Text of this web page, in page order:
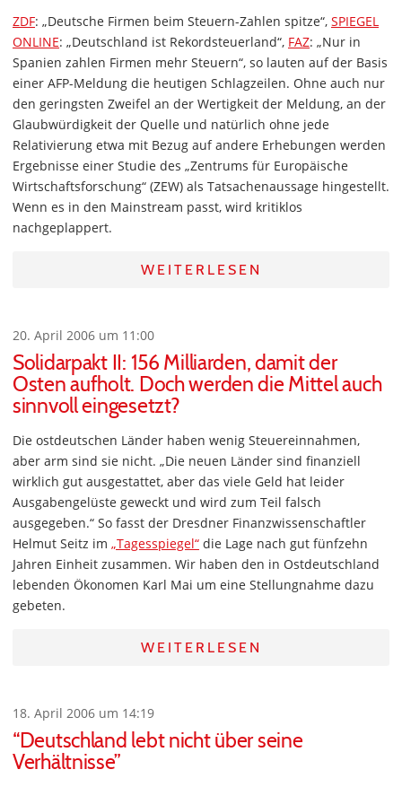
ZDF: „Deutsche Firmen beim Steuern-Zahlen spitze“, SPIEGEL
ONLINE: „Deutschland ist Rekordsteuerland“, FAZ: „Nur in
Spanien zahlen Firmen mehr Steuern“, so lauten auf der Basis
einer AFP-Meldung die heutigen Schlagzeilen. Ohne auch nur
den geringsten Zweifel an der Wertigkeit der Meldung, an der
Glaubwürdigkeit der Quelle und natürlich ohne jede
Relativierung etwa mit Bezug auf andere Erhebungen werden
Ergebnisse einer Studie des „Zentrums für Europäische
Wirtschaftsforschung“ (ZEW) als Tatsachenaussage hingestellt.
Wenn es in den Mainstream passt, wird kritiklos
nachgeplappert.
WEITERLESEN
20. April 2006 um 11:00
Solidarpakt II: 156 Milliarden, damit der
Osten aufholt. Doch werden die Mittel auch
sinnvoll eingesetzt?
Die ostdeutschen Länder haben wenig Steuereinnahmen,
aber arm sind sie nicht. „Die neuen Länder sind finanziell
wirklich gut ausgestattet, aber das viele Geld hat leider
Ausgabengelüste geweckt und wird zum Teil falsch
ausgegeben.“ So fasst der Dresdner Finanzwissenschaftler
Helmut Seitz im „Tagesspiegel“ die Lage nach gut fünfzehn
Jahren Einheit zusammen. Wir haben den in Ostdeutschland
lebenden Ökonomen Karl Mai um eine Stellungnahme dazu
gebeten.
WEITERLESEN
18. April 2006 um 14:19
“Deutschland lebt nicht über seine
Verhältnisse”